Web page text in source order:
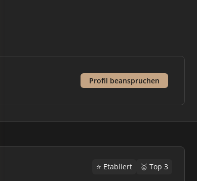
Profil beanspruchen
⭐ Etabliert 🥇 Top 3